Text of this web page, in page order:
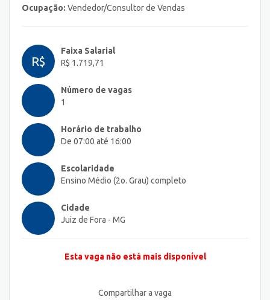
Ocupação: Vendedor/Consultor de Vendas
R$
Faixa Salarial
R$ 1.719,71
Número de vagas
1
Horário de trabalho
De 07:00 até 16:00
Escolaridade
Ensino Médio (2o. Grau) completo
Cidade
Juiz de Fora - MG
Esta vaga não está mais disponível
Compartilhar a vaga